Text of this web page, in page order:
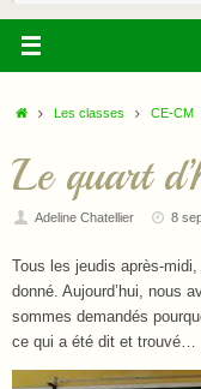
AccueilLes classes CE-CM
Le quart
Adeline Chatellier 8
Tous les jeudis après-
donné. Aujourd’hui, nous
sommes demandés
ce qui a été dit et trouvé…